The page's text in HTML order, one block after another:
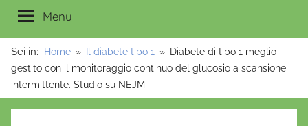
Menu
Sei in: Home Il diabete tipo 1
Diabete di tipo 1 meglio
gestito con il monitoraggio continuo del glucosio a scansione
intermittente. Studio su NEJM